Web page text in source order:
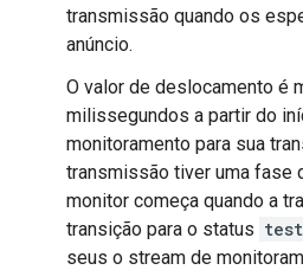
transmissão quando os
anúncio.
O valor de deslocamento é
milissegundos a partir do
monitoramento para sua
transmissão tiver uma fase
monitor começa quando a
transição para o status
seus o stream de